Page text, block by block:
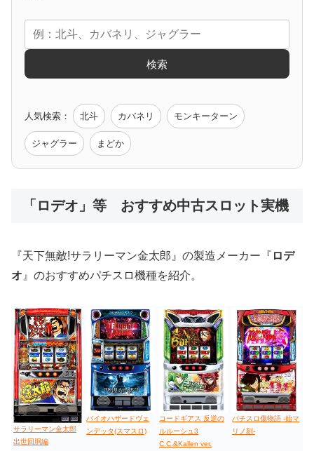
エヴァ コードギアス 化物語 炎炎ノ消防隊
モンハン バイオ ペルソナ
検索
人気検索： 北斗 カバネリ モンキーターン
ジャグラー まどか
「ロデオ」等 おすすめ中古スロット実機
『天下無敵!サラリーマン金太郎』の製造メーカー『 ロデ
オ 』のおすすめパチスロ機種を紹介。
サラリーマン金太郎
出世回胴編
バイオハザードヴェ
ンデッタ(スマスロ)
コードギアス 反逆の
ルルーシュ3
C.C.&Kallen ver.
パチスロ傷物語 -始マ
リノ刻-